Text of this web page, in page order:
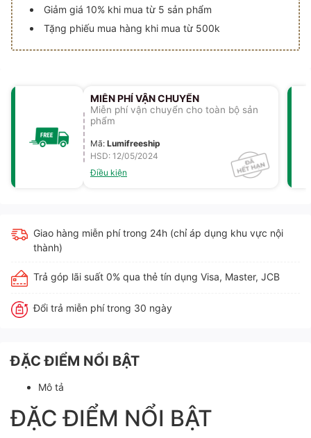
Giảm giá 10% khi mua từ 5 sản phẩm
Tặng phiếu mua hàng khi mua từ 500k
MIỄN PHÍ VẬN CHUYỂN
Miễn phí vận chuyển cho toàn bộ sản
phẩm
Mã: Lumifreeship
HSD: 12/05/2024
Điều kiện
Giao hàng miễn phí trong 24h (chỉ áp dụng khu vực nội
thành)
Trả góp lãi suất 0% qua thẻ tín dụng Visa, Master, JCB
Đổi trả miễn phí trong 30 ngày
ĐẶC ĐIỂM NỔI BẬT
Mô tả
ĐẶC ĐIỂM NỔI BẬT